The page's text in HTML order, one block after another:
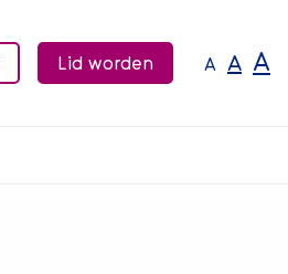
Lid worden A A A